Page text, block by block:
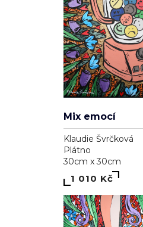
Mix emocí
Klaudie Švrčková
Plátno
30cm x 30cm
1 010 Kč